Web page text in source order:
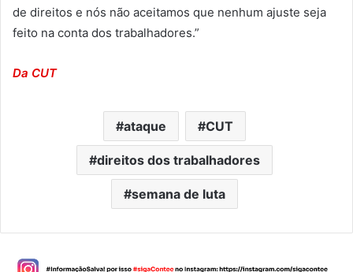
de direitos e nós não aceitamos que nenhum ajuste seja
feito na conta dos trabalhadores.”
Da CUT
ataque CUT
direitos dos trabalhadores
semana de luta